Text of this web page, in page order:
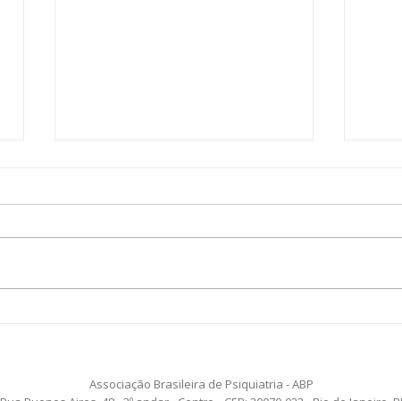
Associação Brasileira de Psiquiatria - ABP